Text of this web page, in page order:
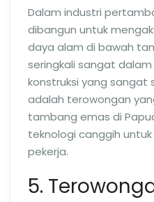
Dalam industri
dibangun untuk
daya alam di bawah
seringkali sangat
konstruksi yang sangat
adalah terowongan
tambang emas di
teknologi canggih
pekerja.
5.